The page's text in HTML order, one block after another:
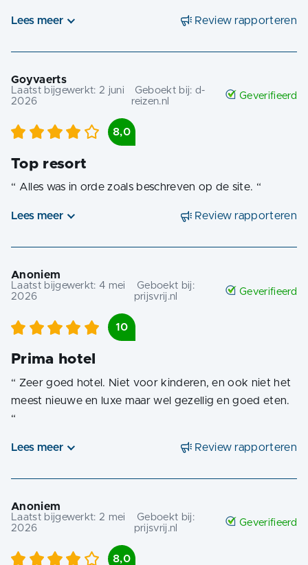
Lees meer Review rapporteren
Goyvaerts
Laatst bijgewerkt: 2 juni
2026
Geboekt bij: d-
reizen.nl
Geverifieerd
8,0
Top resort
“ Alles was in orde zoals beschreven op de site. “
Lees meer Review rapporteren
Anoniem
Laatst bijgewerkt:4 mei
2026
Geboekt bij:
prijsvrij.nl
Geverifieerd
10
Prima hotel
“ Zeer goed hotel. Niet voor kinderen, en ook niet het
meest nieuwe en luxe maar wel gezellig en goed eten.
“
Lees meer Review rapporteren
Anoniem
Laatst bijgewerkt: 2 mei
2026
Geboekt bij:
prijsvrij.nl
Geverifieerd
8,0